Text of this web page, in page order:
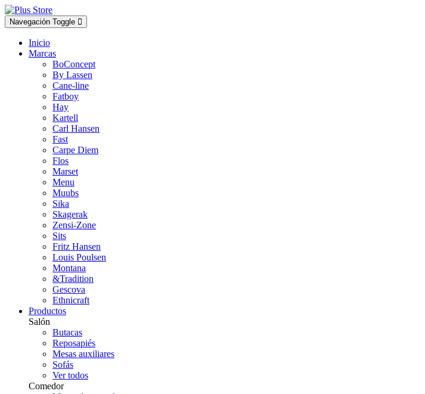
Navegación Toggle
Inicio
Marcas
BoConcept
By Lassen
Cane-line
Fatboy
Hay
Kartell
Carl Hansen
Fast
Carpe Diem
Flos
Marset
Menu
Muubs
Sika
Skagerak
Zensi-Zone
Sits
Fritz Hansen
Louis Poulsen
Montana
&Tradition
Gescova
Ethnicraft
Productos
Salón
Butacas
Reposapiés
Mesas auxiliares
Sofás
Ver todos
Comedor